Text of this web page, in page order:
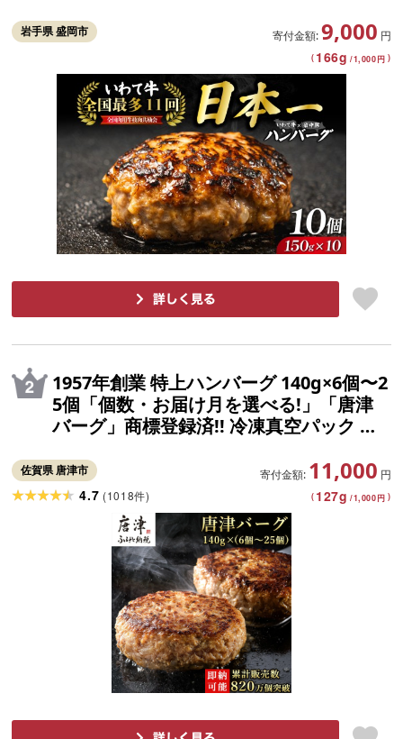
分け 冷凍 牛肉 豚肉 和牛 ビーフ ポーク は
んばーぐ 挽肉 お肉 ミンチ 肉 お弁当 han
nba-gu ランキング 1位 1万円以下 岩手県
盛岡市 東北 岩手 盛岡 shikoku001k
岩手県 盛岡市 寄付金額: 9,000 円
( 166g /1,000円 )
1957年創業 特上ハンバーグ 140g×6個〜2
5個「個数・お届け月を選べる!」「唐津
バーグ」商標登録済!! 冷凍真空パック ハ
くだけ 牛 豚 合挽き「2026年 令和8年」
佐賀県 唐津市 寄付金額: 11,000 円
( 127g /1,000円 )
4.7 (1018件)